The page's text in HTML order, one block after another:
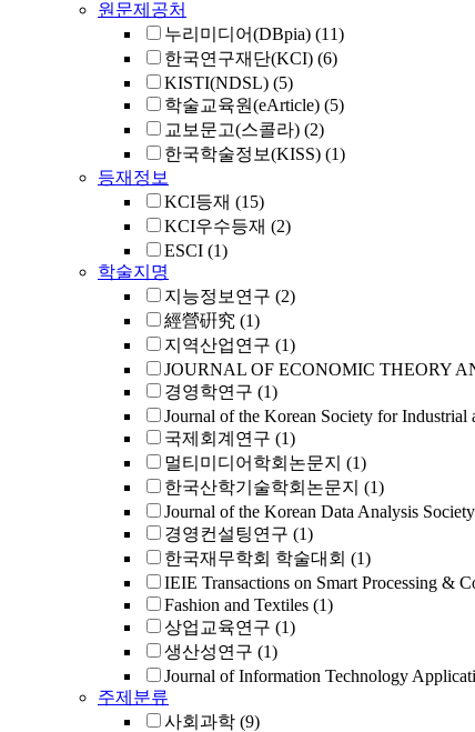
원문제공처
누리미디어(DBpia) (11)
한국연구재단(KCI) (6)
KISTI(NDSL) (5)
학술교육원(eArticle) (5)
교보문고(스콜라) (2)
한국학술정보(KISS) (1)
등재정보
KCI등재 (15)
KCI우수등재 (2)
ESCI (1)
학술지명
지능정보연구 (2)
經營硏究 (1)
지역산업연구 (1)
JOURNAL OF ECONOMIC THEORY
경영학연구 (1)
Journal of the Korean Society for Industrial
국제회계연구 (1)
멀티미디어학회논문지 (1)
한국산학기술학회논문지 (1)
Journal of the Korean Data Analysis Society
경영컨설팅연구 (1)
한국재무학회 학술대회 (1)
IEIE Transactions on Smart Processing &
Fashion and Textiles (1)
상업교육연구 (1)
생산성연구 (1)
Journal of Information Technology
주제분류
사회과학 (9)